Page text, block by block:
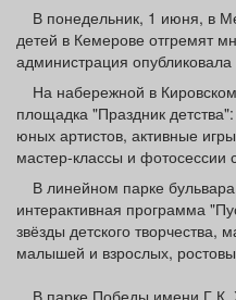
Товары
ТВ программа Я -
В понедельник, 1 июня, в
детей в Кемерове отгремят
администрация
На набережной в
площадка "Праздник
юных артистов, активные
мастер‑классы и фотосессии
В линейном парке
интерактивная программа
звёзды детского творчества,
малышей и взрослых,